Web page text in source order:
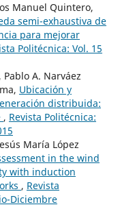
Manuel Quintero,
semi-exhaustiva de
para mejorar
Politécnica: Vol. 15
A. Narváez
Ubicación y
distribuida:
, Revista Politécnica:
María López
in the wind
with induction
, Revista
Diciembre